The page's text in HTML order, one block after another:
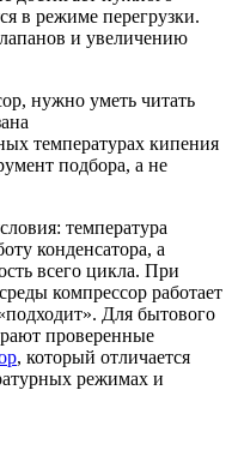
в режиме перегрузки.
и увеличению
нужно уметь читать
температурах кипения
подбора, а не
температура
конденсатора, а
всего цикла. При
компрессор работает
Для бытового
проверенные
, который отличается
режимах и